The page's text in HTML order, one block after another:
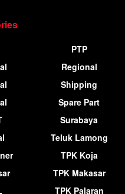
PTP
Regional
Shipping
Spare Part
Surabaya
Teluk Lamong
TPK Koja
TPK Makasar
TPK Palaran